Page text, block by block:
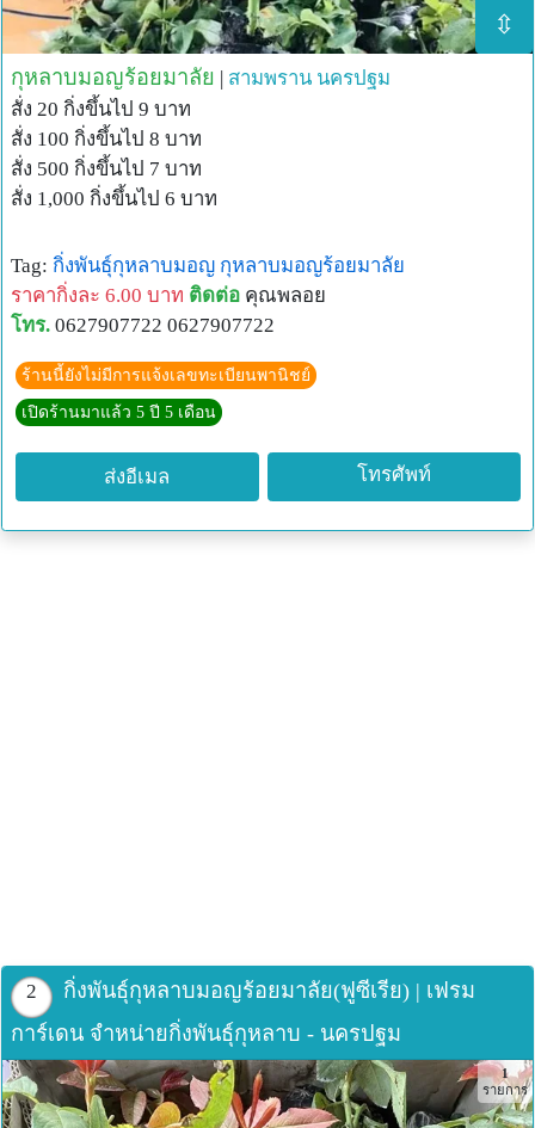
⇳
กุหลาบมอญร้อยมาลัย | สามพราน นครปฐม
สั่ง 20 กิ่งขึ้นไป 9 บาท
สั่ง 100 กิ่งขึ้นไป 8 บาท
สั่ง 500 กิ่งขึ้นไป 7 บาท
สั่ง 1,000 กิ่งขึ้นไป 6 บาท
Tag: กิ่งพันธุ์กุหลาบมอญ กุหลาบมอญร้อยมาลัย
ราคากิ่งละ 6.00 บาท ติดต่อ คุณพลอย
โทร. 0627907722 0627907722
ร้านนี้ยังไม่มีการแจ้งเลขทะเบียนพานิชย์
เปิดร้านมาแล้ว 5 ปี 5 เดือน
ส่งอีเมล โทรศัพท์
2
กิ่งพันธุ์กุหลาบมอญร้อยมาลัย(ฟูซีเรีย) | เฟรม
การ์เดน จำหน่ายกิ่งพันธุ์กุหลาบ - นครปฐม
1
รายการ